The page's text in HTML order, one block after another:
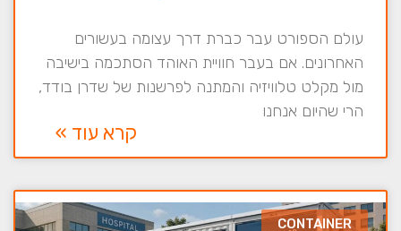
עולם הספורט עבר כברת דרך עצומה בעשורים
האחרונים. אם בעבר חוויית האוהד הסתכמה בישיבה
מול מקלט טלוויזיה והמתנה לפרשנות של שדרן בודד,
הרי שהיום אנחנו
קרא עוד »
CONTAINER